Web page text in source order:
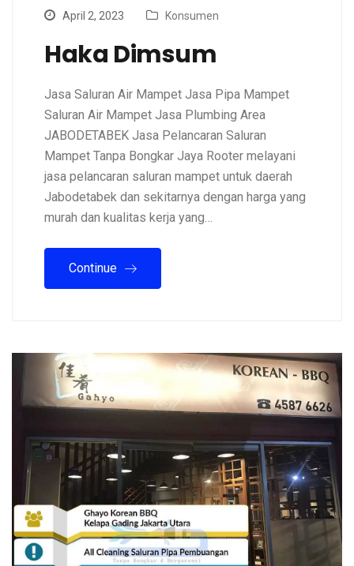
April 2, 2023
Konsumen
Haka Dimsum
Jasa Saluran Air Mampet Jasa Pipa Mampet
Saluran Air Mampet Jasa Plumbing Area
JABODETABEK Jasa Pelancaran Saluran
Mampet Tanpa Bongkar Jaya Rooter melayani
jasa pelancaran saluran mampet untuk daerah
Jabodetabek dan sekitarnya dengan harga yang
murah dan kualitas kerja yang…
Continue